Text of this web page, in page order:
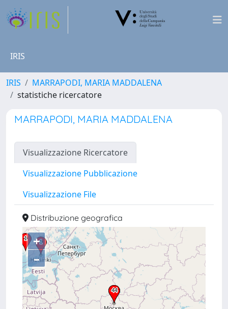
IRIS
IRIS
MARRAPODI, MARIA MADDALENA
statistiche ricercatore
MARRAPODI, MARIA MADDALENA
Visualizzazione Ricercatore
Visualizzazione Pubblicazione
Visualizzazione File
Distribuzione geografica
+
–